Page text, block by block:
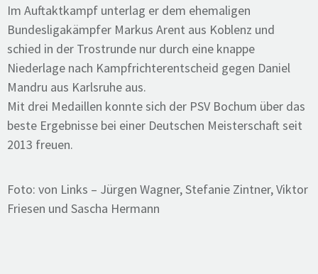
Im Auftaktkampf unterlag er dem ehemaligen
Bundesligakämpfer Markus Arent aus Koblenz und
schied in der Trostrunde nur durch eine knappe
Niederlage nach Kampfrichterentscheid gegen Daniel
Mandru aus Karlsruhe aus.
Mit drei Medaillen konnte sich der PSV Bochum über das
beste Ergebnisse bei einer Deutschen Meisterschaft seit
2013 freuen.
Foto: von Links – Jürgen Wagner, Stefanie Zintner, Viktor
Friesen und Sascha Hermann